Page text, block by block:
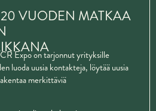
VUODEN MATKAA
Expo on tarjonnut yrityksille
luoda uusia kontakteja, löytää uusia
merkittäviä